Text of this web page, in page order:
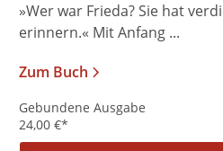
»Wer war Frieda? Sie hat
erinnern.« Mit Anfang ...
Zum Buch
Gebundene Ausgabe
24,00 €*